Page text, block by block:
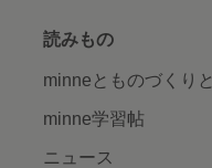
読みもの
minneとものづくりと
minne学習帖
ニュース